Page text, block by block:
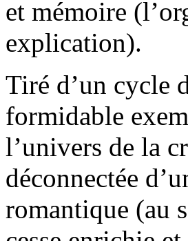
et mémoire
explication).
Tiré d’un cycle
formidable
l’univers de la
déconnectée
romantique (au